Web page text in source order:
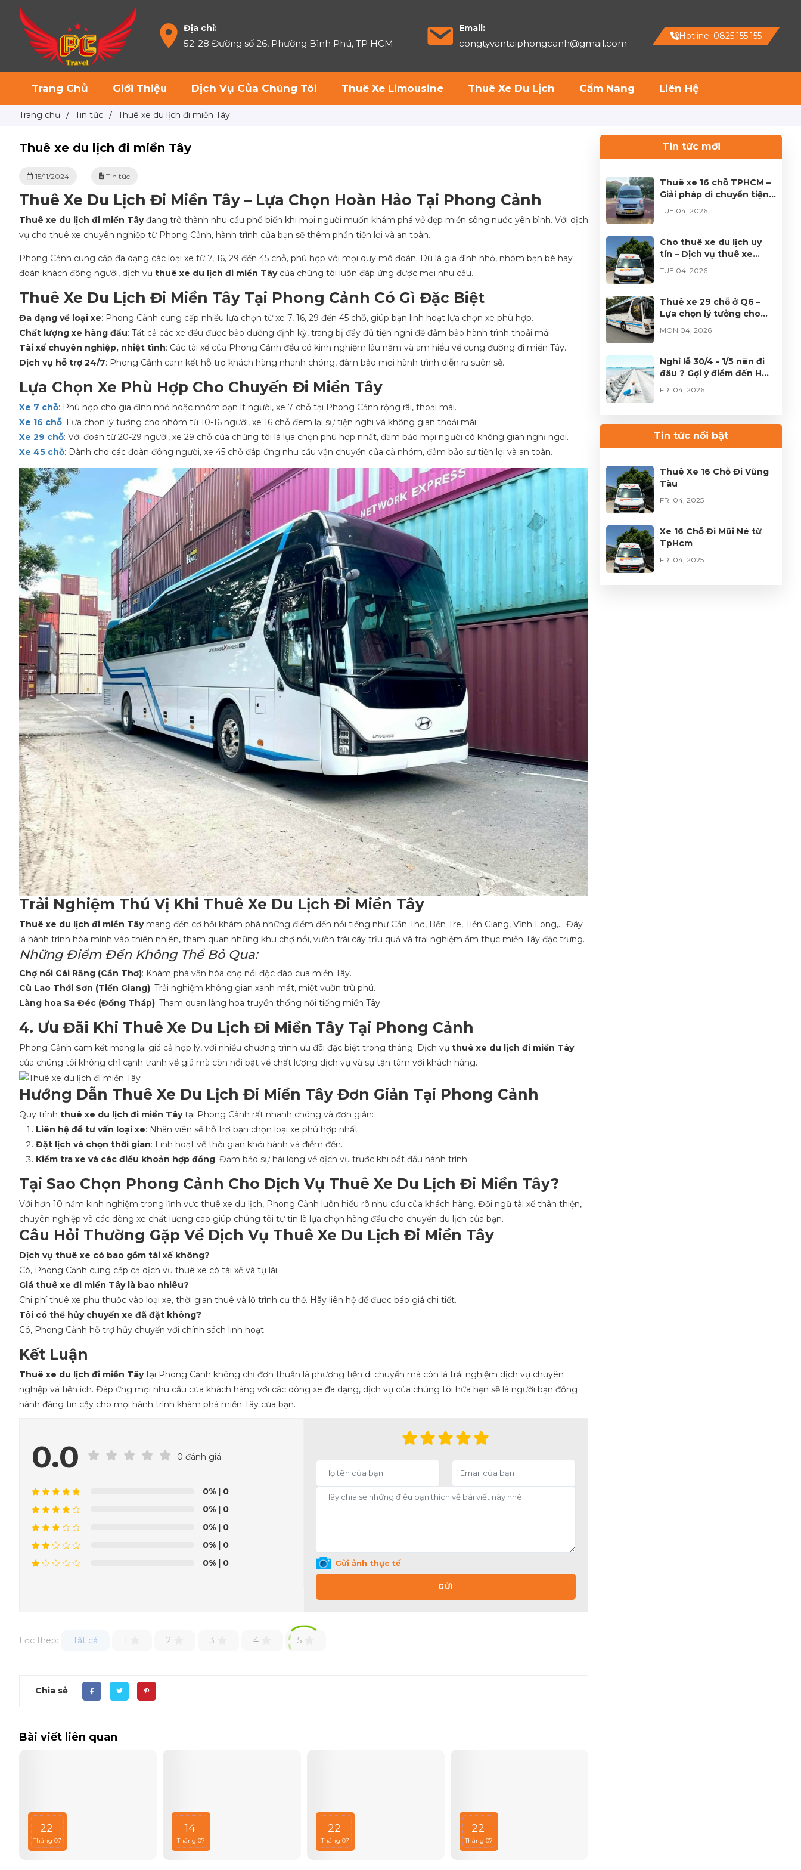
Địa chỉ:
52-28 Đường số 26, Phường Bình Phú, TP HCM
Email:
congtyvantaiphongcanh@gmail.com
Hotline: 0825.155.155
Trang Chủ Giới Thiệu Dịch Vụ Của Chúng Tôi Thuê Xe Limousine Thuê Xe Du Lịch Cẩm Nang Liên Hệ
Trang chủ / Tin tức / Thuê xe du lịch đi miền Tây
Thuê xe du lịch đi miền Tây
15/11/2024 Tin tức
Thuê Xe Du Lịch Đi Miền Tây – Lựa Chọn Hoàn Hảo Tại Phong Cảnh
Thuê xe du lịch đi miền Tâyđang trở thành nhu cầu phổ biến khi mọi người muốn khám phá vẻ đẹp miền sông nước yên bình. Với dịch
vụ cho thuê xe chuyên nghiệp từ Phong Cảnh, hành trình của bạn sẽ thêm phần tiện lợi và an toàn.
Phong Cảnh cung cấp đa dạng các loại xe từ 7, 16, 29 đến 45 chỗ, phù hợp với mọi quy mô đoàn. Dù là gia đình nhỏ, nhóm bạn bè hay
đoàn khách đông người, dịch vụ thuê xe du lịch đi miền Tâycủa chúng tôi luôn đáp ứng được mọi nhu cầu.
Thuê Xe Du Lịch Đi Miền Tây Tại Phong Cảnh Có Gì Đặc Biệt
Đa dạng về loại xe: Phong Cảnh cung cấp nhiều lựa chọn từ xe 7, 16, 29 đến 45 chỗ, giúp bạn linh hoạt lựa chọn xe phù hợp.
Chất lượng xe hàng đầu: Tất cả các xe đều được bảo dưỡng định kỳ, trang bị đầy đủ tiện nghi để đảm bảo hành trình thoải mái.
Tài xế chuyên nghiệp, nhiệt tình: Các tài xế của Phong Cảnh đều có kinh nghiệm lâu năm và am hiểu về cung đường đi miền Tây.
Dịch vụ hỗ trợ 24/7: Phong Cảnh cam kết hỗ trợ khách hàng nhanh chóng, đảm bảo mọi hành trình diễn ra suôn sẻ.
Lựa Chọn Xe Phù Hợp Cho Chuyến Đi Miền Tây
Xe 7 chỗ: Phù hợp cho gia đình nhỏ hoặc nhóm bạn ít người, xe 7 chỗ tại Phong Cảnh rộng rãi, thoải mái.
Xe 16 chỗ: Lựa chọn lý tưởng cho nhóm từ 10-16 người, xe 16 chỗ đem lại sự tiện nghi và không gian thoải mái.
Xe 29 chỗ: Với đoàn từ 20-29 người, xe 29 chỗ của chúng tôi là lựa chọn phù hợp nhất, đảm bảo mọi người có không gian nghỉ ngơi.
Xe 45 chỗ: Dành cho các đoàn đông người, xe 45 chỗ đáp ứng nhu cầu vận chuyển của cả nhóm, đảm bảo sự tiện lợi và an toàn.
Trải Nghiệm Thú Vị Khi Thuê Xe Du Lịch Đi Miền Tây
Thuê xe du lịch đi miền Tâymang đến cơ hội khám phá những điểm đến nổi tiếng như Cần Thơ, Bến Tre, Tiền Giang, Vĩnh Long,… Đây
là hành trình hòa mình vào thiên nhiên, tham quan những khu chợ nổi, vườn trái cây trĩu quả và trải nghiệm ẩm thực miền Tây đặc trưng.
Những Điểm Đến Không Thể Bỏ Qua:
Chợ nổi Cái Răng (Cần Thơ): Khám phá văn hóa chợ nổi độc đáo của miền Tây.
Cù Lao Thới Sơn (Tiền Giang): Trải nghiệm không gian xanh mát, miệt vườn trù phú.
Làng hoa Sa Đéc (Đồng Tháp): Tham quan làng hoa truyền thống nổi tiếng miền Tây.
4. Ưu Đãi Khi Thuê Xe Du Lịch Đi Miền Tây Tại Phong Cảnh
Phong Cảnh cam kết mang lại giá cả hợp lý, với nhiều chương trình ưu đãi đặc biệt trong tháng. Dịch vụ thuê xe du lịch đi miền Tây
của chúng tôi không chỉ cạnh tranh về giá mà còn nổi bật về chất lượng dịch vụ và sự tận tâm với khách hàng.
Hướng Dẫn Thuê Xe Du Lịch Đi Miền Tây Đơn Giản Tại Phong Cảnh
Quy trình thuê xe du lịch đi miền Tâytại Phong Cảnh rất nhanh chóng và đơn giản:
Liên hệ để tư vấn loại xe: Nhân viên sẽ hỗ trợ bạn chọn loại xe phù hợp nhất.
Đặt lịch và chọn thời gian: Linh hoạt về thời gian khởi hành và điểm đến.
Kiểm tra xe và các điều khoản hợp đồng: Đảm bảo sự hài lòng về dịch vụ trước khi bắt đầu hành trình.
Tại Sao Chọn Phong Cảnh Cho Dịch Vụ Thuê Xe Du Lịch Đi Miền Tây?
Với hơn 10 năm kinh nghiệm trong lĩnh vực thuê xe du lịch, Phong Cảnh luôn hiểu rõ nhu cầu của khách hàng. Đội ngũ tài xế thân thiện,
chuyên nghiệp và các dòng xe chất lượng cao giúp chúng tôi tự tin là lựa chọn hàng đầu cho chuyến du lịch của bạn.
Câu Hỏi Thường Gặp Về Dịch Vụ Thuê Xe Du Lịch Đi Miền Tây
Dịch vụ thuê xe có bao gồm tài xế không?
Có, Phong Cảnh cung cấp cả dịch vụ thuê xe có tài xế và tự lái.
Giá thuê xe đi miền Tây là bao nhiêu?
Chi phí thuê xe phụ thuộc vào loại xe, thời gian thuê và lộ trình cụ thể. Hãy liên hệ để được báo giá chi tiết.
Tôi có thể hủy chuyến xe đã đặt không?
Có, Phong Cảnh hỗ trợ hủy chuyến với chính sách linh hoạt.
Kết Luận
Thuê xe du lịch đi miền Tâytại Phong Cảnh không chỉ đơn thuần là phương tiện di chuyển mà còn là trải nghiệm dịch vụ chuyên
nghiệp và tiện ích. Đáp ứng mọi nhu cầu của khách hàng với các dòng xe đa dạng, dịch vụ của chúng tôi hứa hẹn sẽ là người bạn đồng
hành đáng tin cậy cho mọi hành trình khám phá miền Tây của bạn.
0.0 0 đánh giá
0% | 0
0% | 0
0% | 0
0% | 0
0% | 0 Gửi ảnh thực tế
GỬI
Lọc theo: Tất cả 1 2 3 4 5
Chia sẻ
Bài viết liên quan
22
Tháng 07
14
Tháng 07
22
Tháng 07
22
Tháng 07
Tin tức mới
Thuê xe 16 chỗ TPHCM –
Giải pháp di chuyển tiện
lợi cho mọi hành trình
TUE 04, 2026
Cho thuê xe du lịch uy
tín – Dịch vụ thuê xe
chuyên nghiệp tại
TUE 04, 2026
Thuê xe 29 chỗ ở Q6 –
Lựa chọn lý tưởng cho
đoàn đông tại TPHCM
MON 04, 2026
Nghỉ lễ 30/4 - 1/5 nên đi
đâu ? Gợi ý điểm đến HOT
không thể bỏ lỡ
FRI 04, 2026
Tổ Hùng Vương – Hành
FRI 04, 2026
Tin tức nổi bật
Thuê Xe 16 Chỗ Đi Vũng
Tàu
FRI 04, 2025
Xe 16 Chỗ Đi Mũi Né từ
TpHcm
FRI 04, 2025